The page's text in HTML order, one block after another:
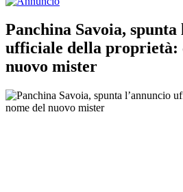
Panchina Savoia, spunta
ufficiale della proprietà:
nuovo mister